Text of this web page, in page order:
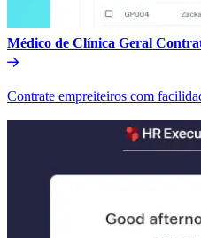
Médico de Clínica Geral
Contrate empreiteiros com